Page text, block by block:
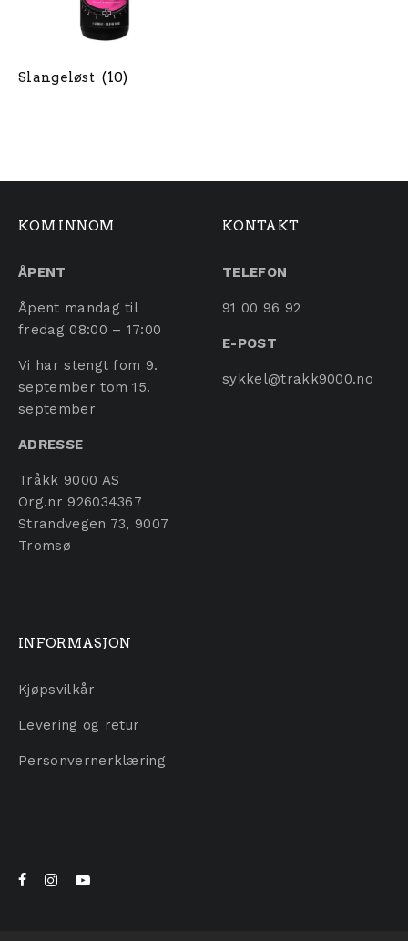
Slangeløst (10)
KOM INNOM
ÅPENT
Åpent mandag til
fredag 08:00 – 17:00
Vi har stengt fom 9.
september tom 15.
september
ADRESSE
Tråkk 9000 AS
Org.nr 926034367
Strandvegen 73, 9007
Tromsø
KONTAKT
TELEFON
91 00 96 92
E-POST
sykkel@trakk9000.no
INFORMASJON
Kjøpsvilkår
Levering og retur
Personvernerklæring